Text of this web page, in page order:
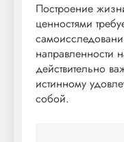
Построение
ценностями
направленности
действительно
истинному
собой.